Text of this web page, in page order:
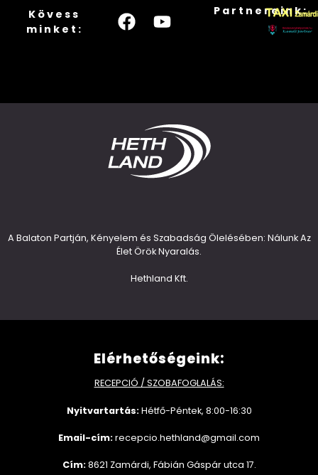
Kövess
minket:
Partnereink:
A Balaton Partján, Kényelem és Szabadság Ölelésében: Nálunk Az
Élet Örök Nyaralás.
Hethland Kft.
Elérhetőségeink:
RECEPCIÓ / SZOBAFOGLALÁS:
Nyitvartartás:Hétfő-Péntek, 8:00-16:30
Email-cím:recepcio.hethland@gmail.com
Cím:8621 Zamárdi, Fábián Gáspár utca 17.